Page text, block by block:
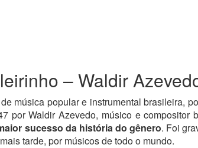
– Waldir
música popular e instrumental brasileira,
por Waldir Azevedo, músico e compositor
sucesso da história do gênero. Foi
tarde, por músicos de todo o mundo.